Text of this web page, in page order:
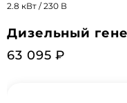
2.8 кВт / 230 В
Дизельный
63 095 ₽